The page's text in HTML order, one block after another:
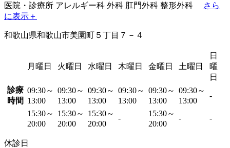
医院・診療所 アレルギー科 外科 肛門外科 整形外科
さら
に表示＋
和歌山県和歌山市美園町５丁目７－４
月曜日 火曜日 水曜日 木曜日 金曜日 土曜日
日
曜
日
診療
時間
09:30～
13:00
09:30～
13:00
09:30～
13:00
09:30～
13:00
09:30～
13:00
09:30～
13:00
-
15:30～
20:00
15:30～
20:00
15:30～
20:00
-
15:30～
20:00
- -
休診日